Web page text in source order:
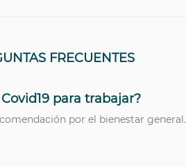
FRECUENTES
para trabajar?
por el bienestar general.